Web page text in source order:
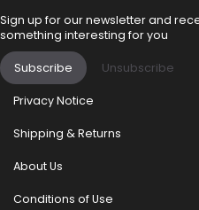
Sign up for our newsletter and
something interesting for you
Subscribe Unsubscribe
Privacy Notice
Shipping & Returns
About Us
Conditions of Use